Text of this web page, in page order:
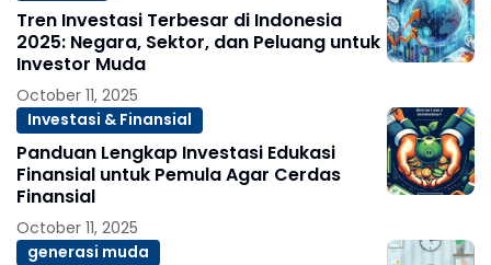
Tren Investasi Terbesar di Indonesia
2025: Negara, Sektor, dan Peluang untuk
Investor Muda
October 11, 2025
Investasi & Finansial
Panduan Lengkap Investasi Edukasi
Finansial untuk Pemula Agar Cerdas
Finansial
October 11, 2025
generasi muda